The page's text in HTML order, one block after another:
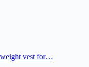
weight vest for…